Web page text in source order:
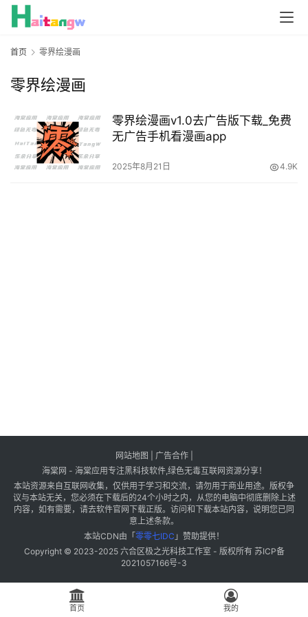
首页 零界绘漫画
零界绘漫画
零界绘漫画v1.0去广告版下载_免费
无广告手机看漫画app
2025年8月21日 4.9K
网站地图 广告合作|
海棠网 - 海棠应用专注黑科技软件,绿色无毒互联网资源分享！
本站资源来自互联网收集，仅供用于学习和交流，请勿用于商业用途。版权争
议与本站无关，您必须在下载后的24个小时之内，从您的电脑中彻底删除上述
内容，如有需要，请去软件官网下载正版。访问和下载本站内容，说明您已同
意上述条款。
本站CDN由「 零零七IDC 」赞助提供！
Copyright © 2023-2025 六合区极之光科技工作室 - 版权所有 苏ICP备
2021057166号-3
首页 我的